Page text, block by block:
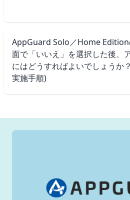
AppGuard Solo／Home
面で「いいえ」を選択した後、
にはどうすればよいでしょうか
実施手順)